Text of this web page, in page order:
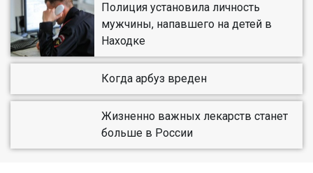
Полиция установила личность
мужчины, напавшего на детей в
Находке
Когда арбуз вреден
Жизненно важных лекарств станет
больше в России